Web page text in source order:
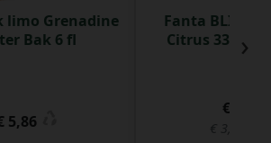
limo Grenadine
Bak 6 fl
5,86
Fanta BLIK
Citrus 33 cl
€ 5,95
€ 3,01
›